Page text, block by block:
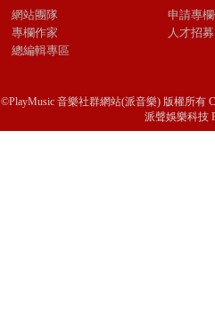
網站團隊
專欄作家
總編輯專區
申請專
人才招募
©PlayMusic 音樂社群網站(派音樂) 版權所有
派聲娛樂科技